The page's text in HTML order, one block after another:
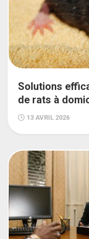
Solutions
de rats à
13 AVRIL 2026